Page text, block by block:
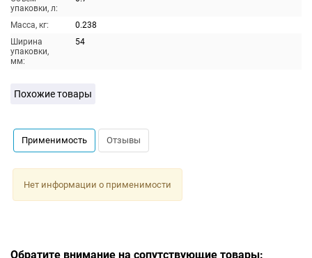
упаковки, л:
Масса, кг:
0.238
Ширина
упаковки,
мм:
54
Похожие товары
Применимость Отзывы
Нет информации о применимости
Обратите внимание на сопутствующие товары: